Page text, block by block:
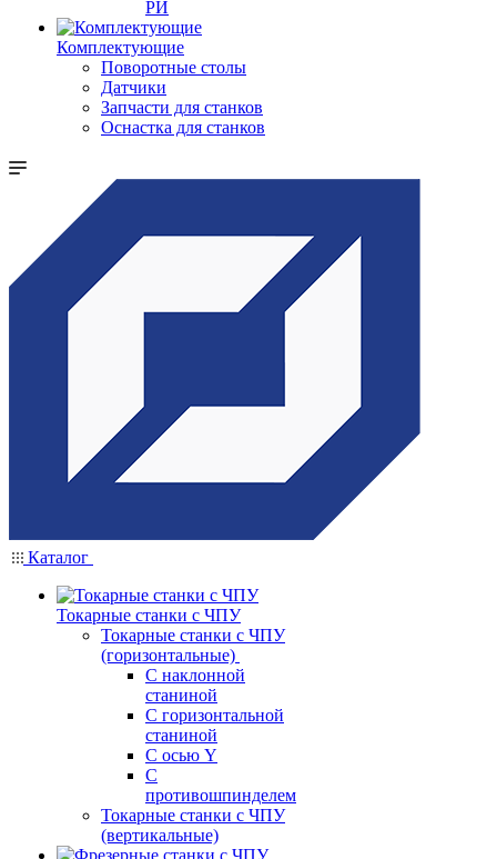
РИ
Комплектующие
Поворотные столы
Датчики
Запчасти для станков
Оснастка для станков
Каталог
Токарные станки с ЧПУ
Токарные станки с ЧПУ
(горизонтальные)
С наклонной
станиной
С горизонтальной
станиной
С осью Y
С
противошпинделем
Токарные станки с ЧПУ
(вертикальные)